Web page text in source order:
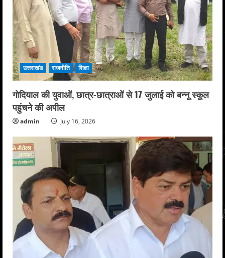
उत्तराखंड राजनीति शिक्षा
गोदियाल की युवाओं, छात्र-छात्राओं से 17 जुलाई को बन्नू स्कूल
पहुंचने की अपील
admin July 16, 2026